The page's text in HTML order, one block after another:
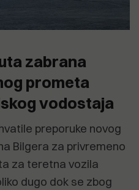
zabrana
prometa
vodostaja
preporuke novog
Bilgera za privremeno
za teretna vozila
dugo dok se zbog